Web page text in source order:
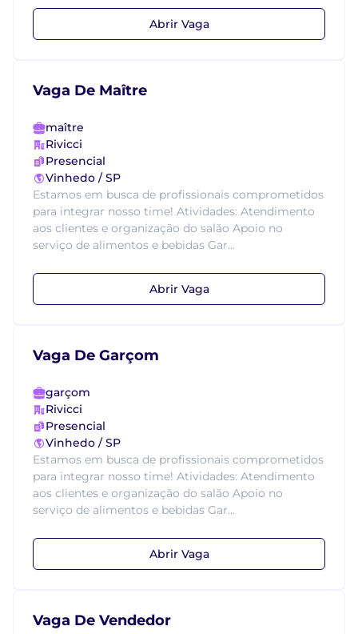
Abrir Vaga
Vaga De Maître
maître
Rivicci
Presencial
Vinhedo / SP
Estamos em busca de profissionais comprometidos
para integrar nosso time! Atividades: Atendimento
aos clientes e organização do salão Apoio no
serviço de alimentos e bebidas Gar...
Abrir Vaga
Vaga De Garçom
garçom
Rivicci
Presencial
Vinhedo / SP
Estamos em busca de profissionais comprometidos
para integrar nosso time! Atividades: Atendimento
aos clientes e organização do salão Apoio no
serviço de alimentos e bebidas Gar...
Abrir Vaga
Vaga De Vendedor